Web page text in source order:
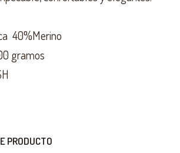
40%Merino
gramos
PRODUCTO